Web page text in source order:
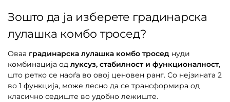
Зошто да ја изберете градинарска
лулашка комбо тросед?
Оваа градинарска лулашка комбо тросед нуди
комбинација од луксуз, стабилност и функционалност,
што ретко се наоѓа во овој ценовен ранг. Со нејзината 2
во 1 функција, може лесно да се трансформира од
класично седиште во удобно лежиште.